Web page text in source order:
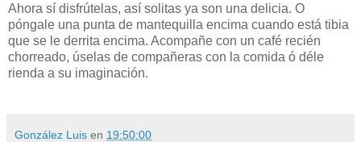
Ahora sí disfrútelas, así solitas ya son una delicia. O
póngale una punta de mantequilla encima cuando está tibia
que se le derrita encima. Acompañe con un café recién
chorreado, úselas de compañeras con la comida ó déle
rienda a su imaginación.
González Luis en 19:50:00